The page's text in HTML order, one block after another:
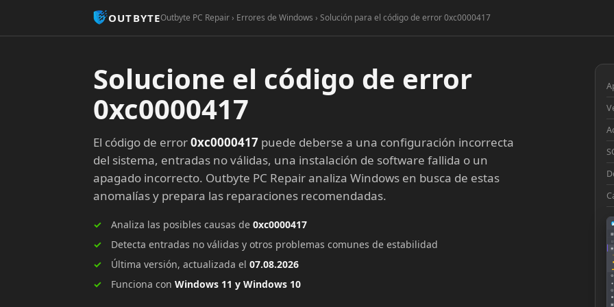
OUTBYTEOutbyte PC Repair › Errores de Windows › Solución para el código de error 0xc0000417
Solucione el código de error
0xc0000417
El código de error0xc0000417 puede deberse a una configuración incorrecta
del sistema, entradas no válidas, una instalación de software fallida o un
apagado incorrecto. Outbyte PC Repair analiza Windows en busca de estas
anomalías y prepara las reparaciones recomendadas.
Analiza las posibles causas de 0xc0000417
Detecta entradas no válidas y otros problemas comunes de estabilidad
Última versión, actualizada el 07.08.2026
Funciona con Windows 11 y Windows 10
▦
□
◉
◔
■
⚙
●
◎
■
▣